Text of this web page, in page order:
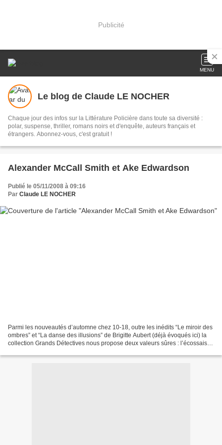
Publicité
MENU
Le blog de Claude LE NOCHER
Chaque jour des infos sur la Littérature Policière dans toute sa diversité :
polar, suspense, thriller, romans noirs et d'enquête, auteurs français et
étrangers. Abonnez-vous, c'est gratuit !
Alexander McCall Smith et Ake Edwardson
Publié le 05/11/2008 à 09:16
Par Claude LE NOCHER
Parmi les nouveautés d’automne chez 10-18, outre les inédits “Le miroir des
ombres” et “La danse des illusions” de Brigitte Aubert (déjà évoqués ici) la
collection Grands Détectives nous propose deux valeurs sûres : l’écossais